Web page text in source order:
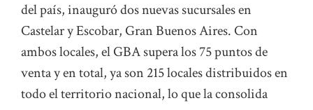
del país, inauguró dos nuevas sucursales en
Castelar y Escobar, Gran Buenos Aires. Con
ambos locales, el GBA supera los 75 puntos de
venta y en total, ya son 215 locales distribuidos en
todo el territorio nacional, lo que la consolida